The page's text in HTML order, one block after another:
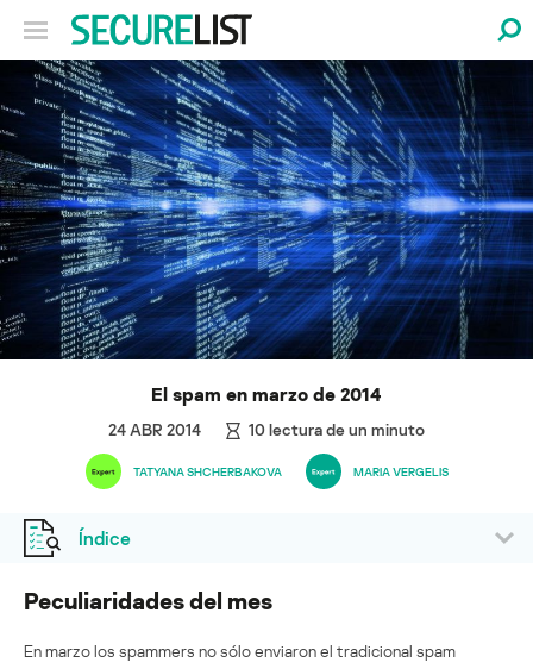
El spam en marzo de 2014
24 ABR 2014 10lectura de un minuto
TATYANA SHCHERBAKOVA MARIA VERGELIS
Índice
Peculiaridades del mes
En marzo los spammers no sólo enviaron el tradicional spam